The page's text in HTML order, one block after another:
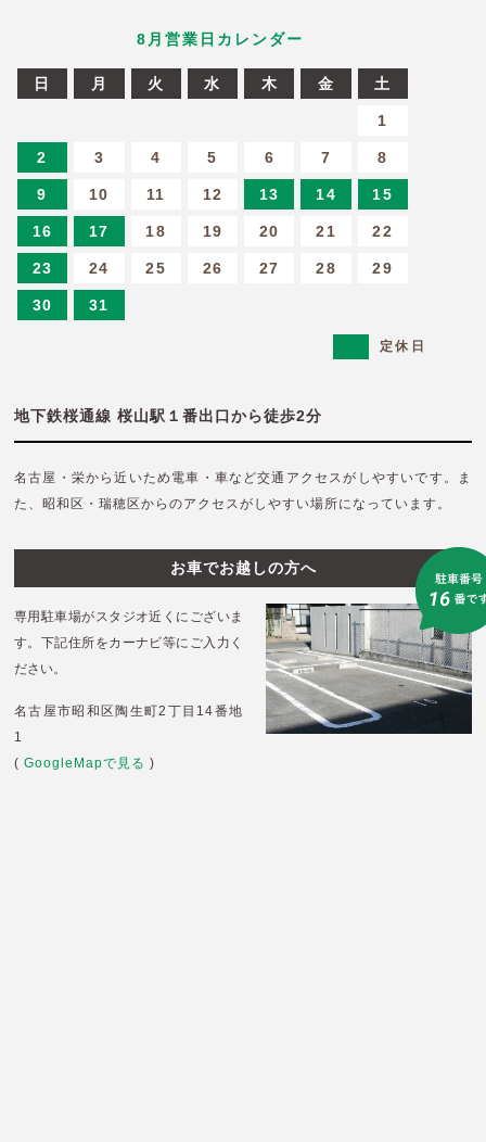
8 月営業日カレンダー
日 月 火 水 木 金 土
1
2 3 4 5 6 7 8
9 10 11 12 13 14 15
16 17 18 19 20 21 22
23 24 25 26 27 28 29
30 31
定休日
地下鉄桜通線 桜山駅１番出口から徒歩2分
名古屋・栄から近いため電車・車など交通アクセスがしやすいです。
ま
た、昭和区・瑞穂区からのアクセスがしやすい場所になっています。
お車でお越しの方へ
専用駐車場がスタジオ近くにございま
す。 下記住所をカーナビ等にご入力く
ださい。
名古屋市昭和区陶生町2丁目14番地
1
( GoogleMapで見る )